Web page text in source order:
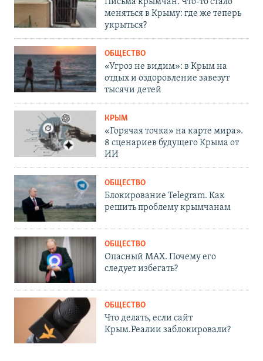
меняться в Крыму: где же теперь
укрыться?
ОБЩЕСТВО
«Угроз не видим»: в Крым на
отдых и оздоровление завезут
тысячи детей
КРЫМ
«Горячая точка» на карте мира».
8 сценариев будущего Крыма от
ИИ
ОБЩЕСТВО
Блокирование Telegram. Как
решить проблему крымчанам
ОБЩЕСТВО
Опасный MAX. Почему его
следует избегать?
ОБЩЕСТВО
Что делать, если сайт
Крым.Реалии заблокировали?